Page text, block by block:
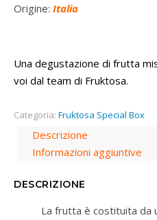
Origine: Italia
Una degustazione di frutta
voi dal team di Fruktosa.
Categoria: Fruktosa Special Box
Descrizione
Informazioni aggiuntive
DESCRIZIONE
La frutta è costituita da